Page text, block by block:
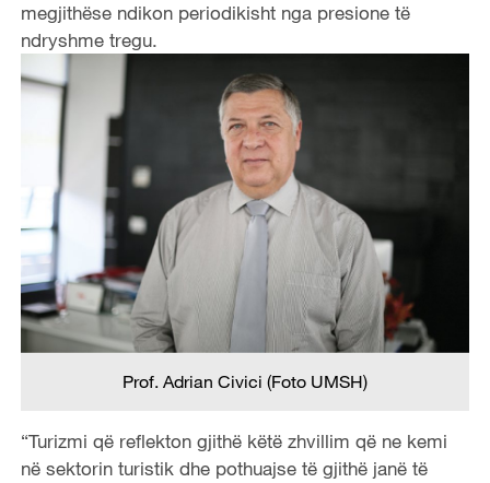
megjithëse ndikon periodikisht nga presione të
ndryshme tregu.
Prof. Adrian Civici (Foto UMSH)
“Turizmi që reflekton gjithë këtë zhvillim që ne kemi
në sektorin turistik dhe pothuajse të gjithë janë të